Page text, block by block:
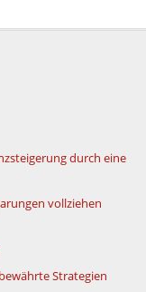
durch eine
vollziehen
Strategien